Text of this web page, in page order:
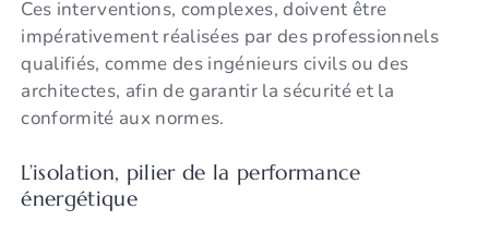
Ces interventions, complexes, doivent être
impérativement réalisées par des professionnels
qualifiés, comme des ingénieurs civils ou des
architectes, afin de garantir la sécurité et la
conformité aux normes.
L’isolation, pilier de la performance
énergétique